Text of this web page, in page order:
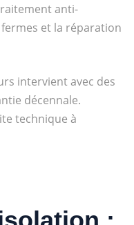
anti-
et la réparation
intervient avec des
décennale.
technique à